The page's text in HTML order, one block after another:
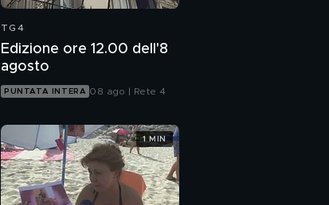
TG4
Edizione ore 12.00 dell'8
agosto
PUNTATA INTERA 08 ago | Rete 4
1 MIN